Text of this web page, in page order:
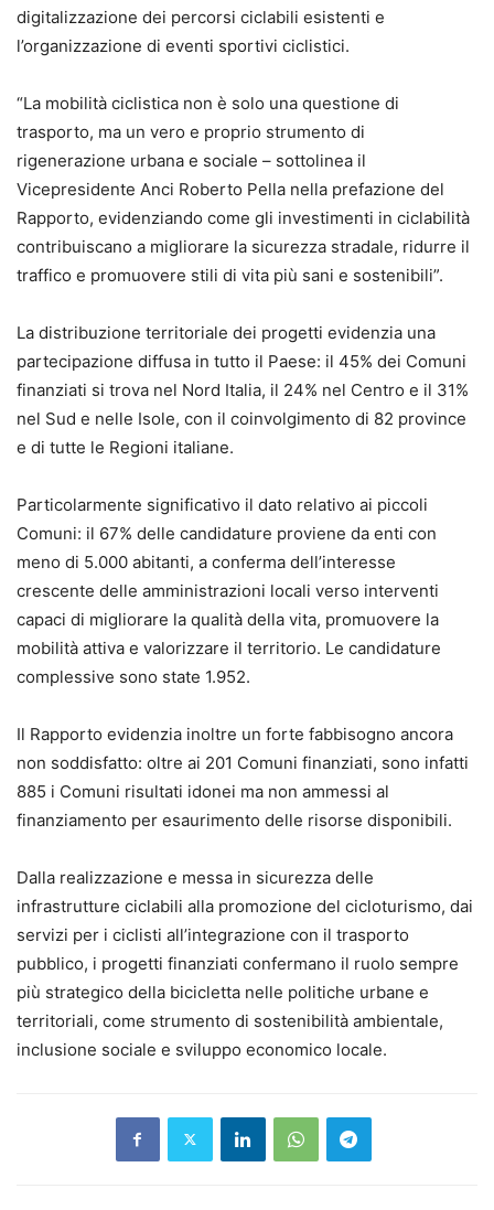
digitalizzazione dei percorsi ciclabili esistenti e
l’organizzazione di eventi sportivi ciclistici.
“La mobilità ciclistica non è solo una questione di
trasporto, ma un vero e proprio strumento di
rigenerazione urbana e sociale – sottolinea il
Vicepresidente Anci Roberto Pella nella prefazione del
Rapporto, evidenziando come gli investimenti in ciclabilità
contribuiscano a migliorare la sicurezza stradale, ridurre il
traffico e promuovere stili di vita più sani e sostenibili”.
La distribuzione territoriale dei progetti evidenzia una
partecipazione diffusa in tutto il Paese: il 45% dei Comuni
finanziati si trova nel Nord Italia, il 24% nel Centro e il 31%
nel Sud e nelle Isole, con il coinvolgimento di 82 province
e di tutte le Regioni italiane.
Particolarmente significativo il dato relativo ai piccoli
Comuni: il 67% delle candidature proviene da enti con
meno di 5.000 abitanti, a conferma dell’interesse
crescente delle amministrazioni locali verso interventi
capaci di migliorare la qualità della vita, promuovere la
mobilità attiva e valorizzare il territorio. Le candidature
complessive sono state 1.952.
Il Rapporto evidenzia inoltre un forte fabbisogno ancora
non soddisfatto: oltre ai 201 Comuni finanziati, sono infatti
885 i Comuni risultati idonei ma non ammessi al
finanziamento per esaurimento delle risorse disponibili.
Dalla realizzazione e messa in sicurezza delle
infrastrutture ciclabili alla promozione del cicloturismo, dai
servizi per i ciclisti all’integrazione con il trasporto
pubblico, i progetti finanziati confermano il ruolo sempre
più strategico della bicicletta nelle politiche urbane e
territoriali, come strumento di sostenibilità ambientale,
inclusione sociale e sviluppo economico locale.